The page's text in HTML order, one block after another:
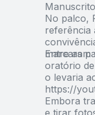
No palco,
referência
marcaram
Entre as
oratório
o levaria
https://
Embora
e tirar